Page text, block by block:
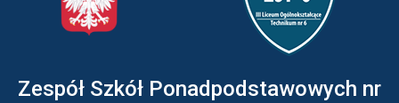
Zespół Szkół Ponadpodstawowych nr